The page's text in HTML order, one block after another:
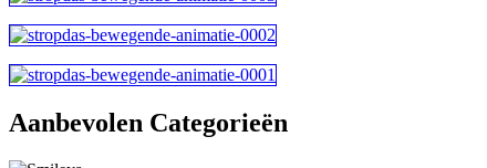
Aanbevolen Categorieën